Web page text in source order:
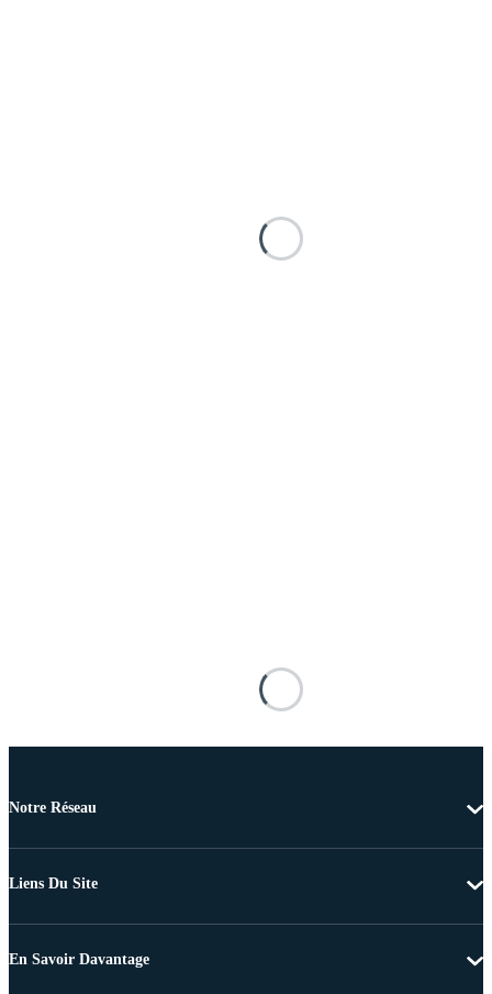
Notre Réseau
Liens Du Site
En Savoir Davantage